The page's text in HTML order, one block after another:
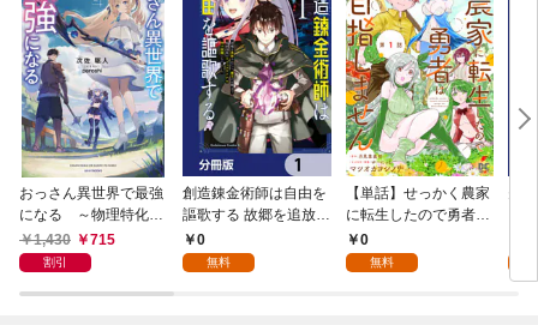
おっさん異世界で最強
になる ～物理特化の
覚醒者～
1,430 715
割引
創造錬金術師は自由を
謳歌する 故郷を追放さ
れたら、魔王のお膝元
で超絶効果のマジック
0
無料
【単話】せっかく農家
に転生したので勇者は
目指しません【第1
話】
0
無料